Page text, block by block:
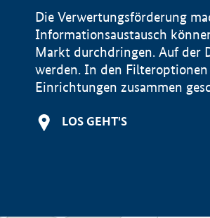
Die Verwertungsförderung
Informationsaustausch
Markt durchdringen. Auf der
werden. In den Filteroptionen
Einrichtungen zusammen
LOS GEHT'S